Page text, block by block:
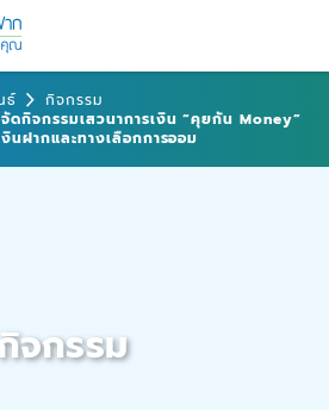
ธ์
กิจกรรม
ดกิจกรรมเสวนาการเงิน “คุยกัน Money”
นฝากและทางเลือกการออม
จกรรม